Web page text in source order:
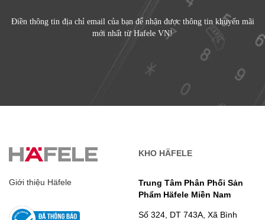
Điền thông tin địa chỉ email của bạn để nhận được thông tin khuyến mãi
mới nhất từ Hafele VN!
Giới thiệu Häfele
KHO HÄFELE
Trung Tâm Phân Phối Sản
Phẩm Häfele Miền Nam
Số 324, DT 743A, Xã Bình